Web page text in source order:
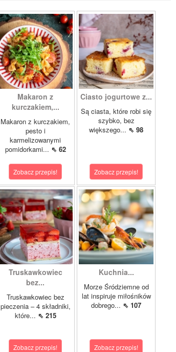
Makaron z
kurczakiem,...
Makaron z kurczakiem,
pesto i
karmelizowanymi
pomidorkami... ⇖ 62
Zobacz przepis!
Ciasto jogurtowe z...
Są ciasta, które robi się
szybko, bez
większego... ⇖ 98
Zobacz przepis!
Truskawkowiec
bez...
Truskawkowiec bez
pieczenia – 4 składniki,
które... ⇖ 215
Zobacz przepis!
Kuchnia...
Morze Śródziemne od
lat inspiruje miłośników
dobrego... ⇖ 107
Zobacz przepis!